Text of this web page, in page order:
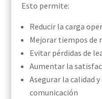
Esto permite:
Reducir la carga
Mejorar tiempos de
Evitar pérdidas de
Aumentar la
Asegurar la calidad
comunicación